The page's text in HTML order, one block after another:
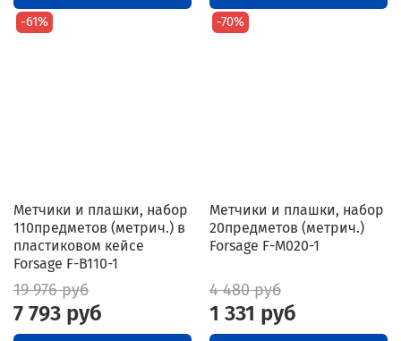
-61%
Метчики и плашки, набор
110предметов (метрич.) в
пластиковом кейсе
Forsage F-B110-1
19 976 руб
7 793 руб
-70%
Метчики и плашки, набор
20предметов (метрич.)
Forsage F-M020-1
4 480 руб
1 331 руб